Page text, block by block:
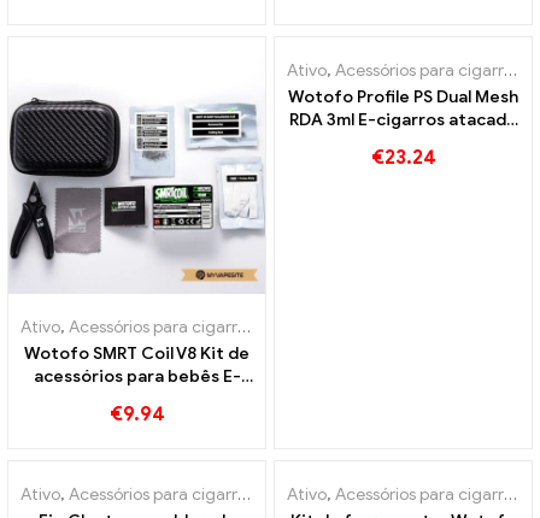
Ativo, Acessórios para cigarros eletrônicos
Wotofo SMRT Coil V8 Kit de
acessórios para bebês E-
Personalizado
€9.94
Ativo, Acessórios para cigarros eletrônicos
Wotofo Profile PS Dual Mesh
RDA 3ml E-cigarros atacado
€23.24
Ativo, Acessórios para cigarros eletrônicos
Ativo, Acessórios para cigarros eletrônicos